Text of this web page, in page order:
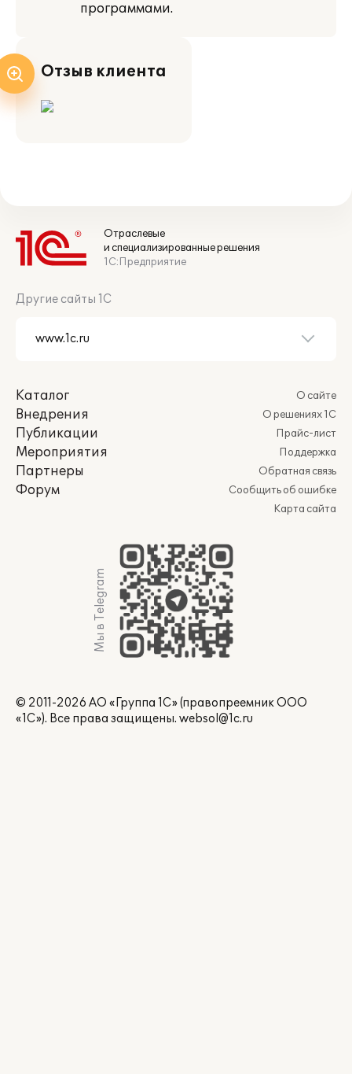
программами.
Отзыв клиента
Отраслевые
и специализированные решения
1С:Предприятие
Другие сайты 1С
Каталог
Внедрения
Публикации
Мероприятия
Партнеры
Форум
О сайте
О решениях 1С
Прайс-лист
Поддержка
Обратная связь
Сообщить об ошибке
Карта сайта
Мы в Telegram
© 2011-2026 АО «Группа 1С» (правопреемник ООО
«1С»). Все права защищены. websol@1c.ru